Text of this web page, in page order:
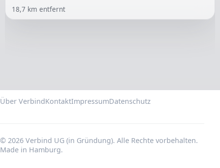
18,7 km entfernt
Über VerbindKontaktImpressumDatenschutz
© 2026 Verbind UG (in Gründung). Alle Rechte vorbehalten.
Made in Hamburg.